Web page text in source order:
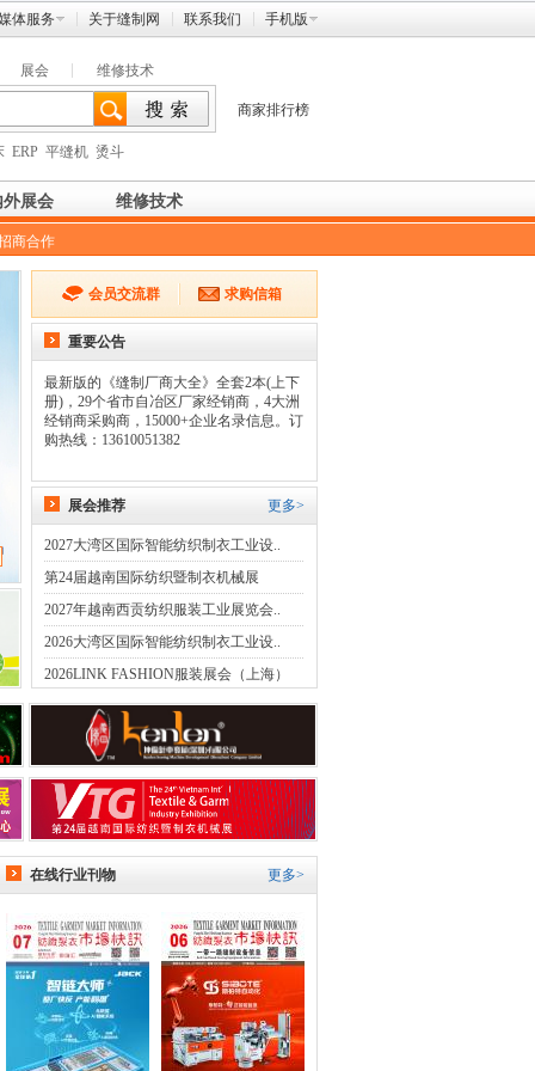
体服务 关于缝制网 联系我们 手机版
展会 维修技术
ERP 平缝机 烫斗
商家排行榜
外展会 维修技术
商合作
会员交流群 求购信箱
重要公告
最新版的《缝制厂商大全》全套2本(上下
册)，29个省市自冶区厂家经销商，4大洲
经销商采购商，15000+企业名录信息。订
购热线：13610051382
更多>
展会推荐
2027大湾区国际智能纺织制衣工业设..
第24届越南国际纺织暨制衣机械展
2027年越南西贡纺织服装工业展览会..
2026大湾区国际智能纺织制衣工业设..
2026LINK FASHION服装展会（上海）
更多>
在线行业刊物